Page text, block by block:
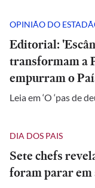
OPINIÃO DO
Editorial:
transformam a
empurram o
Leia em ‘O ‘pas de
DIA DOS PAIS
Sete chefs
foram parar em